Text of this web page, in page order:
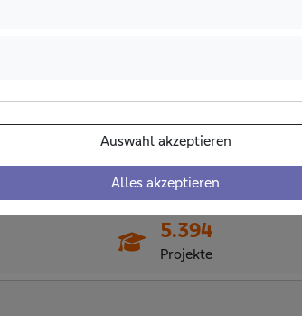
5.394
Projekte
die Details aufzuklappen)
Details aufzuklappen)
Auswahl akzeptieren
Alles akzeptieren